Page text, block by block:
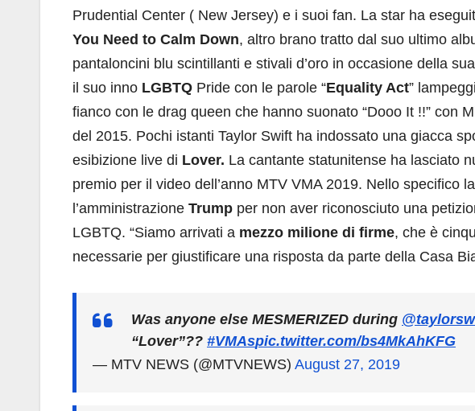
Prudential Center ( New Jersey) e i suoi fan. La star ha
You Need to Calm Down, altro brano tratto dal suo ultimo
pantaloncini blu scintillanti e stivali d’oro in occasione della
il suo inno LGBTQ Pride con le parole “Equality Act”
fianco con le drag queen che hanno suonato “Dooo It !!” con
del 2015. Pochi istanti Taylor Swift ha indossato una giacca
esibizione live di Lover. La cantante statunitense ha lasciato
premio per il video dell’anno MTV VMA 2019. Nello specifico la
l’amministrazione Trump per non aver riconosciuto una
LGBTQ. “Siamo arrivati a mezzo milione di firme, che è
necessarie per giustificare una risposta da parte della Casa
Was anyone else MESMERIZED during
“Lover”?? #VMAspic.twitter.com/bs4MkAhKFG
— MTV NEWS (@MTVNEWS) August 27, 2019